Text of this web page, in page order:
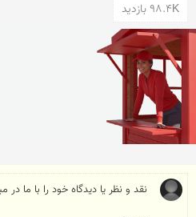
98.4K بازدید